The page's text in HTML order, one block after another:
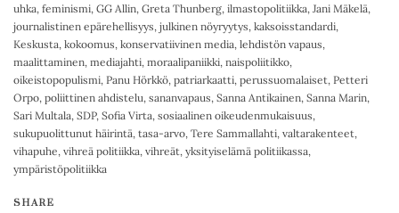
uhka, feminismi, GG Allin, Greta Thunberg, ilmastopolitiikka, Jani Mäkelä,
journalistinen epärehellisyys, julkinen nöyryytys, kaksoisstandardi,
Keskusta, kokoomus, konservatiivinen media, lehdistön vapaus,
maalittaminen, mediajahti, moraalipaniikki, naispoliitikko,
oikeistopopulismi, Panu Hörkkö, patriarkaatti, perussuomalaiset, Petteri
Orpo, poliittinen ahdistelu, sananvapaus, Sanna Antikainen, Sanna Marin,
Sari Multala, SDP, Sofia Virta, sosiaalinen oikeudenmukaisuus,
sukupuolittunut häirintä, tasa-arvo, Tere Sammallahti, valtarakenteet,
vihapuhe, vihreä politiikka, vihreät, yksityiselämä politiikassa,
ympäristöpolitiikka
SHARE